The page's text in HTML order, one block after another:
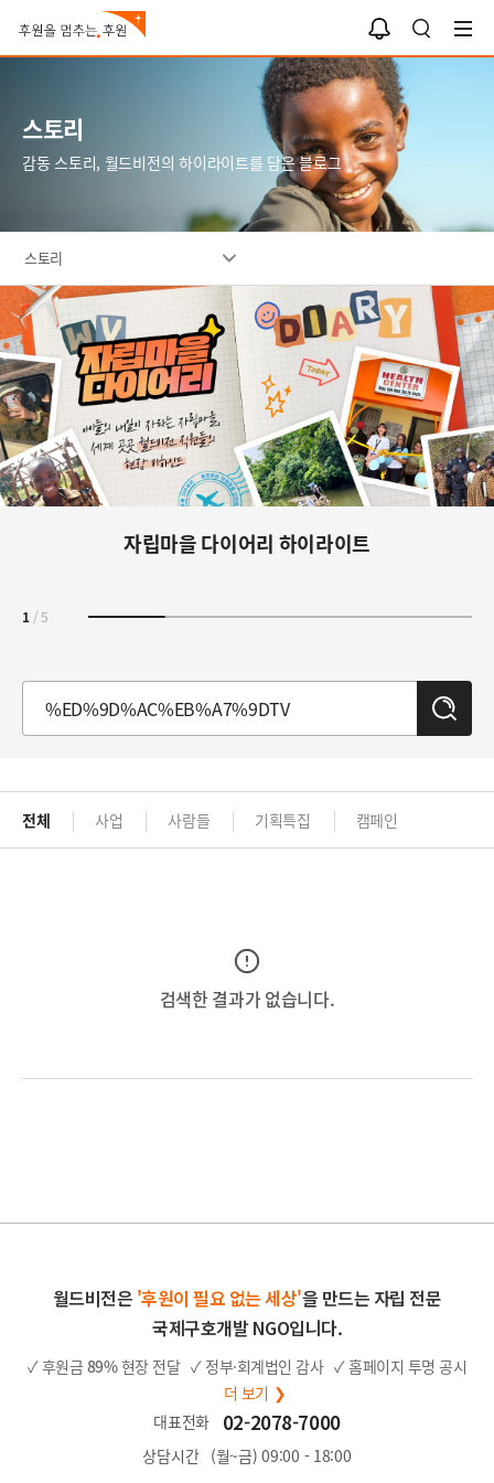
검
색
알
림
함
스토리
감동 스토리, 월드비전의 하이라이트를 담은 블로그
스토리
자립마을 다이어리 하이라이트
1/5
전체 사업 사람들 기획특집 캠페인
검색한 결과가 없습니다.
월드비전은 '후원이 필요 없는 세상'을 만드는 자립 전문
국제구호개발 NGO입니다.
✓ 후원금 89%현장 전달 ✓ 정부·회계법인 감사 ✓ 홈페이지 투명 공시
더 보기 ❯
대표전화
02-2078-7000
상담시간 (월~금) 09:00 - 18:00